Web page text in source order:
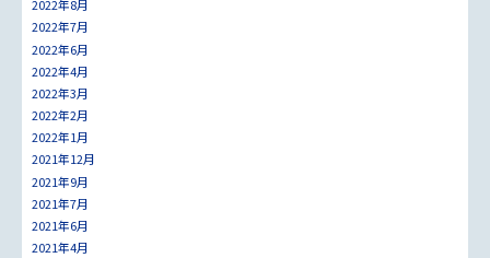
2022年8月
2022年7月
2022年6月
2022年4月
2022年3月
2022年2月
2022年1月
2021年12月
2021年9月
2021年7月
2021年6月
2021年4月